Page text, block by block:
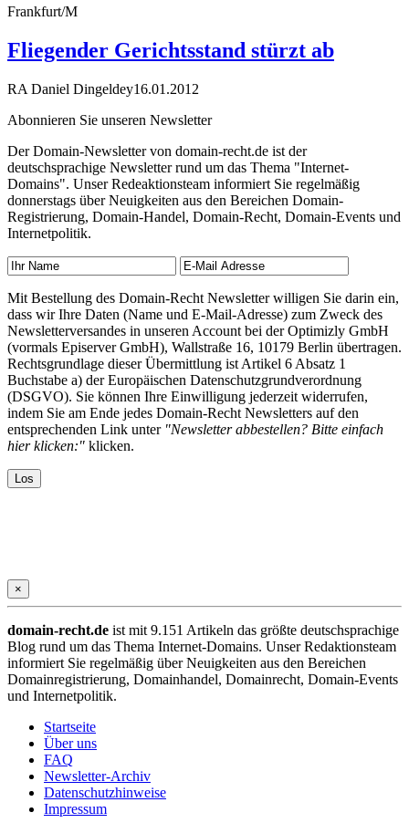
Frankfurt/M
Fliegender Gerichtsstand stürzt ab
RA Daniel Dingeldey16.01.2012
Abonnieren Sie unseren Newsletter
Der Domain-Newsletter von domain-recht.de ist der
deutschsprachige Newsletter rund um das Thema "Internet-
Domains". Unser Redeaktionsteam informiert Sie regelmäßig
donnerstags über Neuigkeiten aus den Bereichen Domain-
Registrierung, Domain-Handel, Domain-Recht, Domain-Events und
Internetpolitik.
Mit Bestellung des Domain-Recht Newsletter willigen Sie darin ein,
dass wir Ihre Daten (Name und E-Mail-Adresse) zum Zweck des
Newsletterversandes in unseren Account bei der Optimizly GmbH
(vormals Episerver GmbH), Wallstraße 16, 10179 Berlin übertragen.
Rechtsgrundlage dieser Übermittlung ist Artikel 6 Absatz 1
Buchstabe a) der Europäischen Datenschutzgrundverordnung
(DSGVO). Sie können Ihre Einwilligung jederzeit widerrufen,
indem Sie am Ende jedes Domain-Recht Newsletters auf den
entsprechenden Link unter "Newsletter abbestellen? Bitte einfach
hier klicken:" klicken.
×
domain-recht.de ist mit 9.151 Artikeln das größte deutschsprachige
Blog rund um das Thema Internet-Domains. Unser Redaktionsteam
informiert Sie regelmäßig über Neuigkeiten aus den Bereichen
Domainregistrierung, Domainhandel, Domainrecht, Domain-Events
und Internetpolitik.
Startseite
Über uns
FAQ
Newsletter-Archiv
Datenschutzhinweise
Impressum